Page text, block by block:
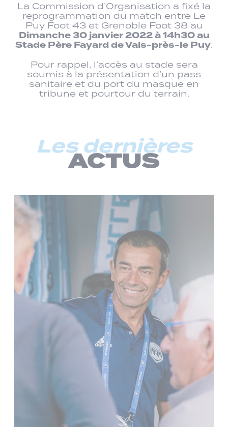
La Commission d’Organisation a fixé la
reprogrammation du match entre Le
Puy Foot 43 et Grenoble Foot 38 au
Dimanche 30 janvier 2022 à 14h30 au
Stade Père Fayard de Vals-près-le Puy.
Pour rappel, l’accès au stade sera
soumis à la présentation d’un pass
sanitaire et du port du masque en
tribune et pourtour du terrain.
Les dernières
ACTUS